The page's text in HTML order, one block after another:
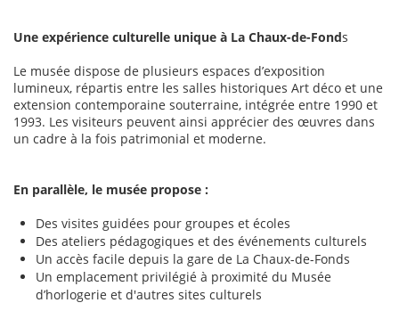
Une expérience culturelle unique à La Chaux-de-Fonds
Le musée dispose de plusieurs espaces d’exposition
lumineux, répartis entre les salles historiques Art déco et une
extension contemporaine souterraine, intégrée entre 1990 et
1993. Les visiteurs peuvent ainsi apprécier des œuvres dans
un cadre à la fois patrimonial et moderne.
En parallèle, le musée propose :
Des visites guidées pour groupes et écoles
Des ateliers pédagogiques et des événements culturels
Un accès facile depuis la gare de La Chaux-de-Fonds
Un emplacement privilégié à proximité du Musée
d’horlogerie et d'autres sites culturels